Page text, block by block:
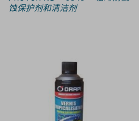
蚀保护剂和清洁剂